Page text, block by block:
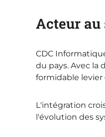
Acteur
CDC
du pays. Avec la
formidable
L'intégration
l'évolution des